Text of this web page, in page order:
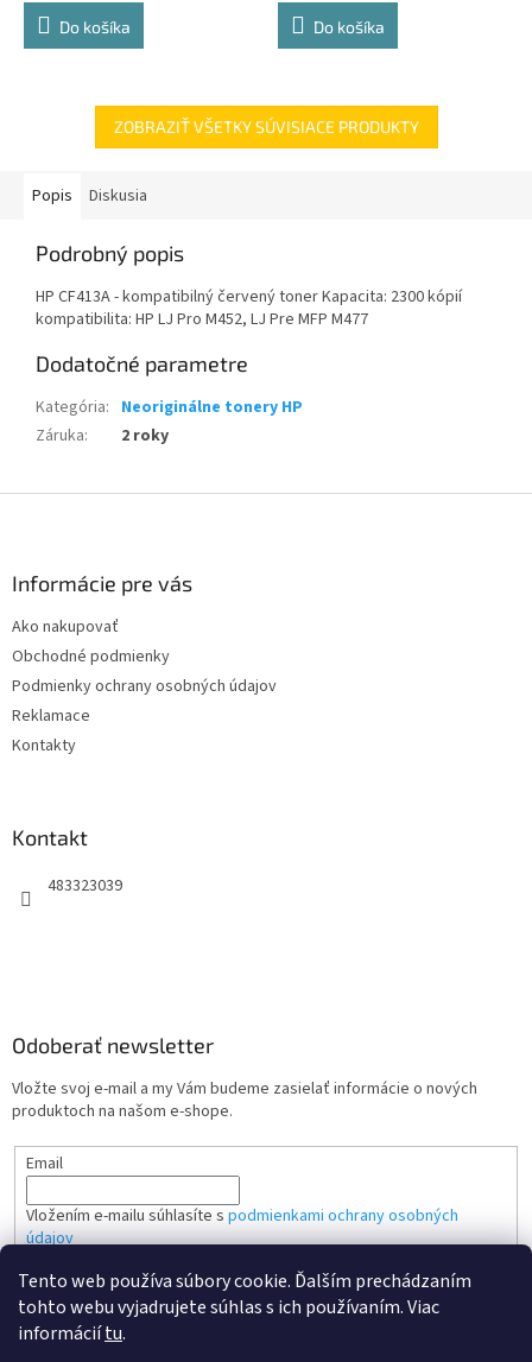
Tento web používa súbory cookie. Ďalším prechádzaním
tohto webu vyjadrujete súhlas s ich používaním. Viac
informáciítu.
Do košíka Do košíka
ZOBRAZIŤ VŠETKY SÚVISIACE PRODUKTY
Popis Diskusia
Podrobný popis
HP CF413A - kompatibilný červený toner Kapacita: 2300 kópií
kompatibilita: HP LJ Pro M452, LJ Pre MFP M477
Dodatočné parametre
Kategória: Neoriginálne tonery HP
Záruka: 2 roky
Informácie pre vás
Ako nakupovať
Obchodné podmienky
Podmienky ochrany osobných údajov
Reklamace
Kontakty
Kontakt
483323039
Odoberať newsletter
Vložte svoj e-mail a my Vám budeme zasielať informácie o nových
produktoch na našom e-shope.
Email
Vložením e-mailu súhlasíte s podmienkami ochrany osobných
údajov
PRIHLÁSIŤ SA